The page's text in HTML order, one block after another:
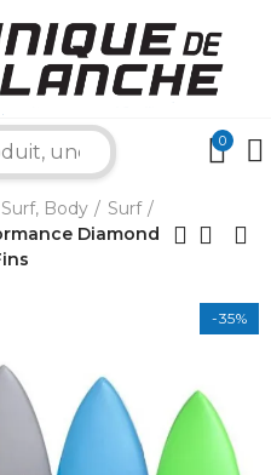
0
Surf, Body
Surf
Diamond
-35%